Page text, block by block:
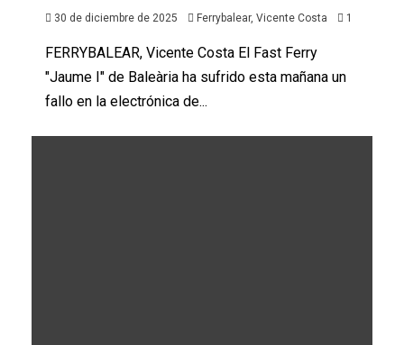
30 de diciembre de 2025 Ferrybalear, Vicente Costa 1
FERRYBALEAR, Vicente Costa El Fast Ferry
"Jaume I" de Baleària ha sufrido esta mañana un
fallo en la electrónica de...